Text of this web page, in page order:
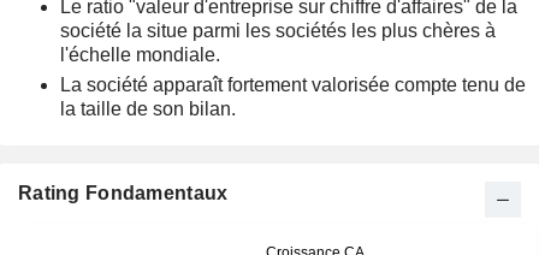
Le ratio "valeur d'entreprise sur chiffre d'affaires" de la
société la situe parmi les sociétés les plus chères à
l'échelle mondiale.
La société apparaît fortement valorisée compte tenu de
la taille de son bilan.
Rating Fondamentaux